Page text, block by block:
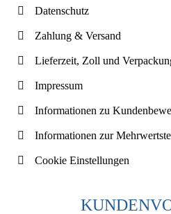
Datenschutz
Zahlung & Versand
Lieferzeit, Zoll und
Impressum
Informationen zu
Informationen zur
Cookie Einstellungen